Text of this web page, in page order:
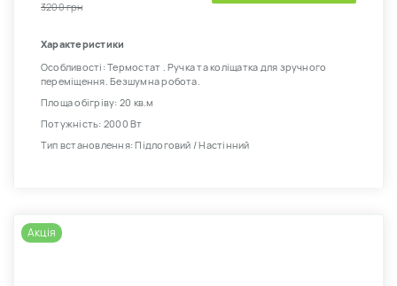
3200 грн
Характеристики
Особливості: Термостат . Ручка та коліщатка для зручного
переміщення. Безшумна робота.
Площа обігріву: 20 кв.м
Потужність: 2000 Вт
Тип встановлення: Підлоговий / Настінний
Акція